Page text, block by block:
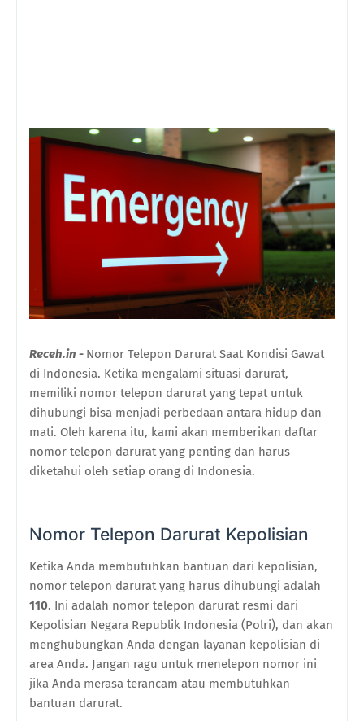
Receh.in - Nomor Telepon Darurat Saat Kondisi Gawat
di Indonesia. Ketika mengalami situasi darurat,
memiliki nomor telepon darurat yang tepat untuk
dihubungi bisa menjadi perbedaan antara hidup dan
mati. Oleh karena itu, kami akan memberikan daftar
nomor telepon darurat yang penting dan harus
diketahui oleh setiap orang di Indonesia.
Nomor Telepon Darurat Kepolisian
Ketika Anda membutuhkan bantuan dari kepolisian,
nomor telepon darurat yang harus dihubungi adalah
110. Ini adalah nomor telepon darurat resmi dari
Kepolisian Negara Republik Indonesia (Polri), dan akan
menghubungkan Anda dengan layanan kepolisian di
area Anda. Jangan ragu untuk menelepon nomor ini
jika Anda merasa terancam atau membutuhkan
bantuan darurat.